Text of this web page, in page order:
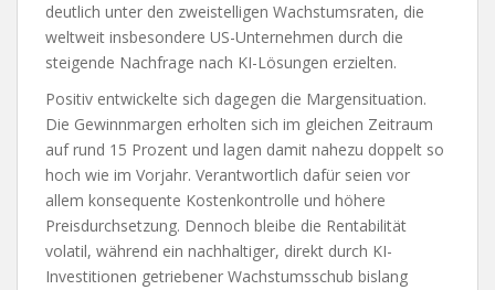
deutlich unter den zweistelligen Wachstumsraten, die
weltweit insbesondere US-Unternehmen durch die
steigende Nachfrage nach KI-Lösungen erzielten.
Positiv entwickelte sich dagegen die Margensituation.
Die Gewinnmargen erholten sich im gleichen Zeitraum
auf rund 15 Prozent und lagen damit nahezu doppelt so
hoch wie im Vorjahr. Verantwortlich dafür seien vor
allem konsequente Kostenkontrolle und höhere
Preisdurchsetzung. Dennoch bleibe die Rentabilität
volatil, während ein nachhaltiger, direkt durch KI-
Investitionen getriebener Wachstumsschub bislang